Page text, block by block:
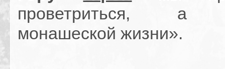
проветриться, а
монашеской жизни».